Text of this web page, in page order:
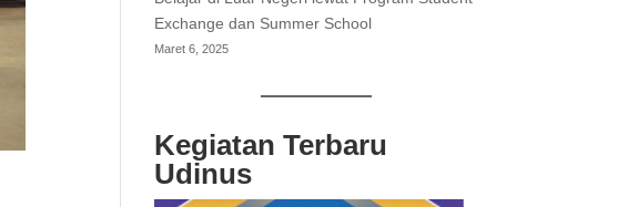
Exchange dan Summer School
Maret 6, 2025
Kegiatan Terbaru
Udinus